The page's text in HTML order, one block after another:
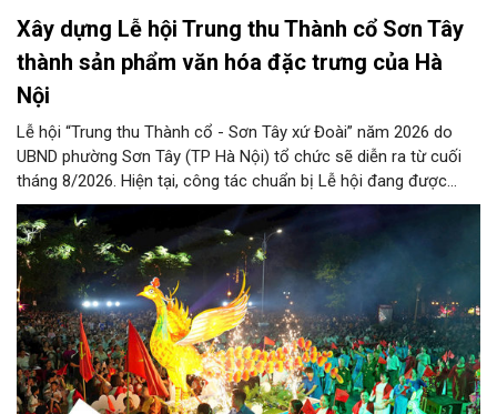
Xây dựng Lễ hội Trung thu Thành cổ Sơn Tây
thành sản phẩm văn hóa đặc trưng của Hà
Nội
Lễ hội “Trung thu Thành cổ - Sơn Tây xứ Đoài” năm 2026 do
UBND phường Sơn Tây (TP Hà Nội) tổ chức sẽ diễn ra từ cuối
tháng 8/2026. Hiện tại, công tác chuẩn bị Lễ hội đang được
chính quyền phường Sơn Tây cùng các phòng, ban, ngành, đơn
vị và 25 tổ dân phố khẩn trương triển khai, tạo khí thế sôi nổi,
sẵn sàng mang đến cho Nhân dân và du khách một mùa Trung
thu quy mô, đặc sắc và giàu bản sắc văn hóa xứ Đoài.